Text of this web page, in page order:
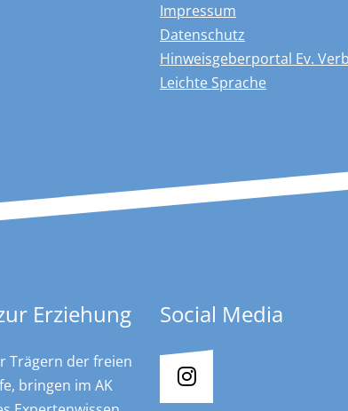
Impressum
Datenschutz
Hinweisgeberportal Ev.
Leichte Sprache
Erziehung
Trägern der freien
bringen im AK
Social Media
Instagram